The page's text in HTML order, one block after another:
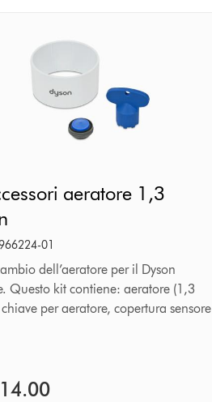
aeratore 1,3
01
dell’aeratore per il Dyson
Questo kit contiene: aeratore (1,3
per aeratore, copertura sensore